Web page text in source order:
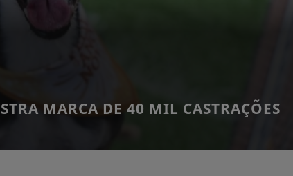
MARCA DE 40 MIL CASTRAÇÕES